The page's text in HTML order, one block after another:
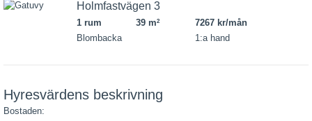
Holmfastvägen 3
1 rum 39 m2
7267 kr/mån
Blombacka
1:a hand
Hyresvärdens beskrivning
Bostaden: